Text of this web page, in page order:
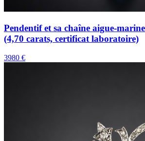
Pendentif et sa chaîne aigue-
(4,70 carats, certificat laboratoire)
3980 €